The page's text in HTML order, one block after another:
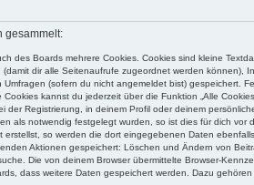
gesammelt:
des Boards mehrere Cookies. Cookies sind kleine
dir alle Seitenaufrufe zugeordnet werden
(sofern du nicht angemeldet bist) gespeichert.
kannst du jederzeit über die Funktion „Alle Cookies
der Registrierung, in deinem Profil oder deinem
als notwendig festgelegt wurden, so ist dies für dich vor
so werden die dort eingegebenen Daten
Aktionen gespeichert: Löschen und Ändern von
Die von deinem Browser übermittelte Browser-
dass weitere Daten gespeichert werden. Dazu